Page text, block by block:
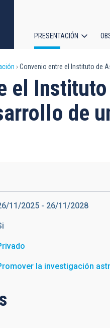
Navegación
principal
PRESENTACIÓN
Convenio entre el Instituto de
el
de
11/2025 - 26/11/2028
la investigación